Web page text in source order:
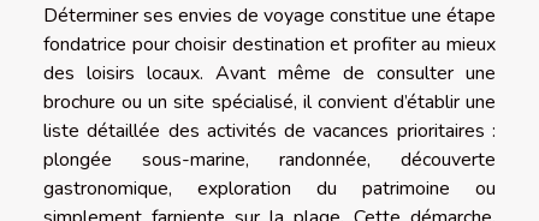
Déterminer ses envies de voyage constitue une étape
fondatrice pour choisir destination et profiter au mieux
des loisirs locaux. Avant même de consulter une
brochure ou un site spécialisé, il convient d’établir une
liste détaillée des activités de vacances prioritaires :
plongée sous-marine, randonnée, découverte
gastronomique, exploration du patrimoine ou